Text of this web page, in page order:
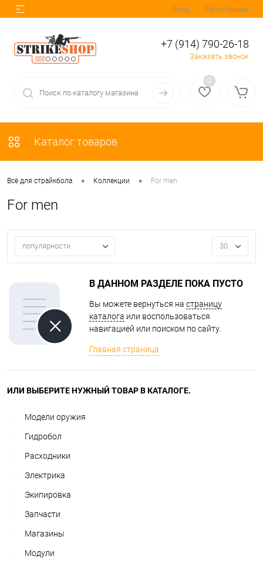
Вход Регистрация
+7 (914) 790-26-18
Заказать звонок
0
Каталог товаров
Всё для страйкбола • Коллекции • For men
For men
популярности 30
В ДАННОМ РАЗДЕЛЕ ПОКА ПУСТО
Вы можете вернуться на страницу
каталога или воспользоваться
навигацией или поиском по сайту.
Главная страница
ИЛИ ВЫБЕРИТЕ НУЖНЫЙ ТОВАР В КАТАЛОГЕ.
Модели оружия
Гидробол
Расходники
Электрика
Экипировка
Запчасти
Магазины
Модули